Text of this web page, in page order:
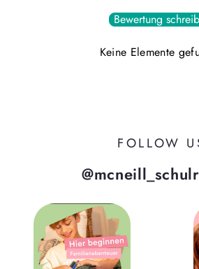
Bewertung
Keine Elemente
FOLLOW